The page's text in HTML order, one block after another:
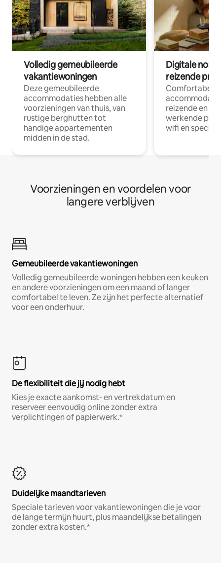
Volledig gemeubileerde
vakantiewoningen
Deze gemeubileerde
accommodaties hebben alle
voorzieningen van thuis, van
rustige berghutten tot
handige appartementen
midden in de stad.
Digitale
reizende
Comfortabele
reizende en
werkende
wifi en
Voorzieningen en voordelen voor
langere verblijven
Gemeubileerde vakantiewoningen
Volledig gemeubileerde woningen hebben een keuken
en andere voorzieningen om een maand of langer
comfortabel te leven. Ze zijn het perfecte alternatief
voor een onderhuur.
De flexibiliteit die jij nodig hebt
Kies je exacte aankomst- en vertrekdatum en
reserveer eenvoudig online zonder extra
verplichtingen of papierwerk.*
Duidelijke maandtarieven
Speciale tarieven voor vakantiewoningen die je voor
de lange termijn huurt, plus maandelijkse betalingen
zonder extra kosten.*